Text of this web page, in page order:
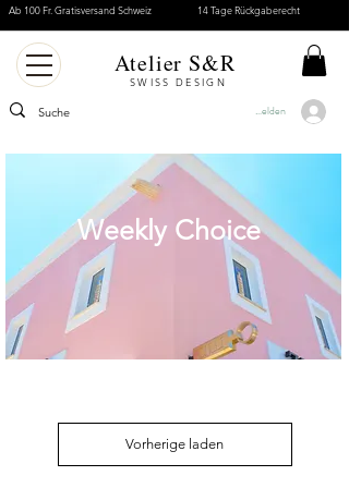
Ab 100 Fr. Gratisversand Schweiz 14 Tage Rückgaberecht
Anmelden
Atelier S&R
SWISS DESIGN
Weekly Choice
Vorherige laden